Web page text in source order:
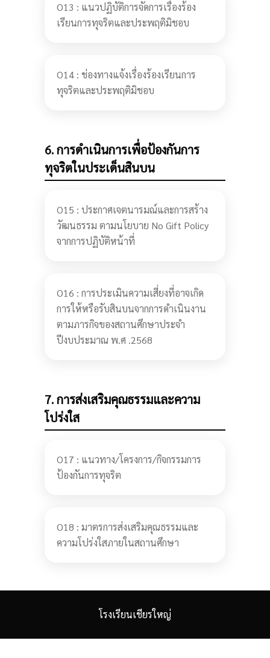
O13 : แนวปฏิบัติการจัดการเรื่องร้อง
เรียนการทุจริตและประพฤติมิชอบ
O14 : ช่องทางแจ้งเรื่องร้องเรียนการ
ทุจริตและประพฤติมิชอบ
6. การดําเนินการเพื่อป้องกันการ
ทุจริตในประเด็นสินบน
O15 : ประกาศเจตนารมณ์และการสร้าง
วัฒนธรรม ตามนโยบาย No Gift Policy
จากการปฏิบัติหน้าที่
O16 : การประเมินความเสี่ยงที่อาจเกิด
การให้หรือรับสินบนจากการดำเนินงาน
ตามภารกิจของสถานศึกษาประจำ
ปีงบประมาณ พ.ศ .2568
7. การส่งเสริมคุณธรรมและความ
โปร่งใส
O17 : แนวทาง/โครงการ/กิจกรรมการ
ป้องกันการทุจริต
O18 : มาตรการส่งเสริมคุณธรรมและ
ความโปร่งใสภายในสถานศึกษา
โรงเรียนเชียรใหญ่